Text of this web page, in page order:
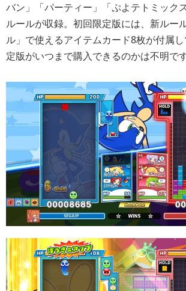
バン」「パーティー」「ぷよテトミック
ルールが収録。初回限定版には、新ルー
ル」で使えるアイテムカード8枚が付属
定版がいつまで購入できるのかは不明です